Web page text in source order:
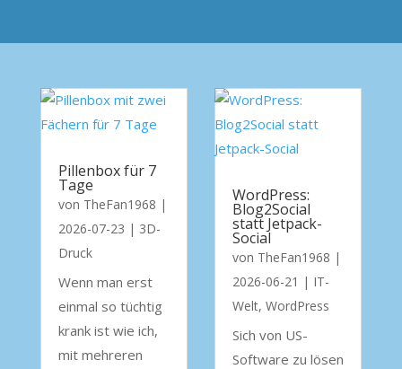
Pillenbox für 7
Tage
von TheFan1968 |
2026-07-23 | 3D-
Druck
Wenn man erst
einmal so tüchtig
krank ist wie ich,
mit mehreren
WordPress:
Blog2Social
statt Jetpack-
Social
von TheFan1968 |
2026-06-21 | IT-
Welt, WordPress
Sich von US-
Software zu lösen